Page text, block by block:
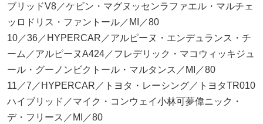
ブリッドV8／ケビン・マグヌッセンラファエル・マルチェ
ッロドリス・ファントール／MI／80
10／36／HYPERCAR／アルピーヌ・エンデュランス・チ
ーム／アルピーヌA424／フレデリック・マコウィッキジュ
ール・グーノンビクトール・マルタンス／MI／80
11／7／HYPERCAR／トヨタ・レーシング／トヨタTR010
ハイブリッド／マイク・コンウェイ小林可夢偉ニック・
デ・フリース／MI／80